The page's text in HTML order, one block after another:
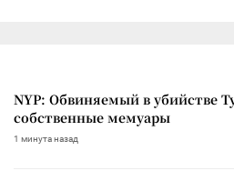
NYP: Обвиняемый в убийстве
собственные мемуары
1 минута назад